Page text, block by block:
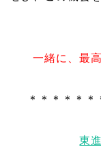
一緒に、最
＊＊＊＊＊
東